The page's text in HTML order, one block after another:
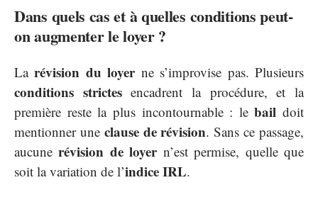
Dans quels cas et à quelles conditions peut-
on augmenter le loyer ?
Larévision du loyerne s’improvise pas. Plusieurs
conditions strictesencadrent la procédure, et la
première reste la plus incontournable : lebail doit
mentionner une clause de révision. Sans ce passage,
aucunerévision de loyern’est permise, quelle que
soit la variation de l’indice IRL.